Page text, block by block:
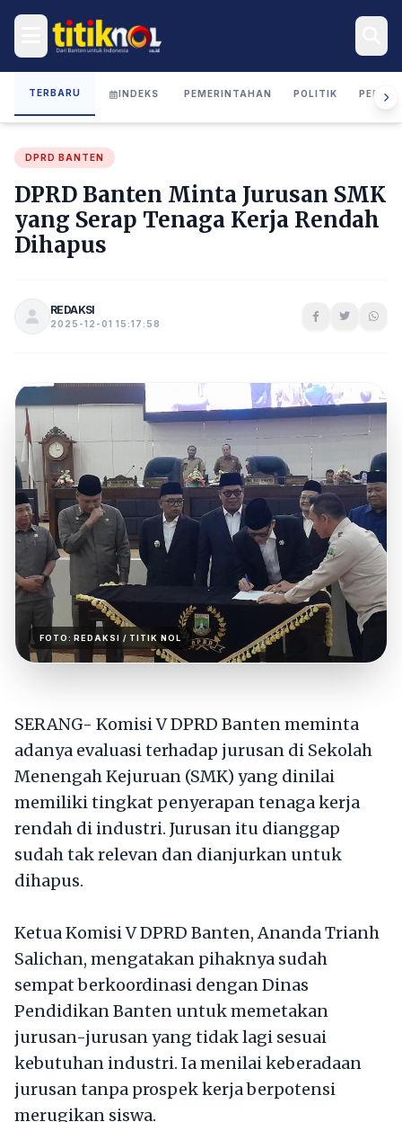
TERBARU INDEKS PEMERINTAHAN POLITIK
DPRD BANTEN
DPRD Banten Minta Jurusan SMK
yang Serap Tenaga Kerja Rendah
Dihapus
REDAKSI
2025-12-01 15:17:58
FOTO:REDAKSI / TITIK NOL
SERANG- Komisi V DPRD Banten meminta
adanya evaluasi terhadap jurusan di Sekolah
Menengah Kejuruan (SMK) yang dinilai
memiliki tingkat penyerapan tenaga kerja
rendah di industri. Jurusan itu dianggap
sudah tak relevan dan dianjurkan untuk
dihapus.
Ketua Komisi V DPRD Banten, Ananda Trianh
Salichan, mengatakan pihaknya sudah
sempat berkoordinasi dengan Dinas
Pendidikan Banten untuk memetakan
jurusan-jurusan yang tidak lagi sesuai
kebutuhan industri. Ia menilai keberadaan
jurusan tanpa prospek kerja berpotensi
merugikan siswa.